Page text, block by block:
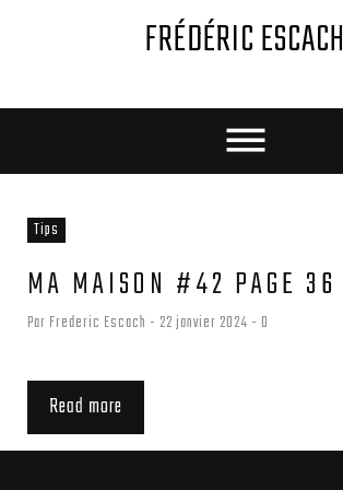
FRÉDÉRIC ESCACH
JOUR :
22
JANVIER
2024
Tips
MA MAISON #42 PAGE 36
Par Frederic Escach 22 janvier 2024 0
Read more